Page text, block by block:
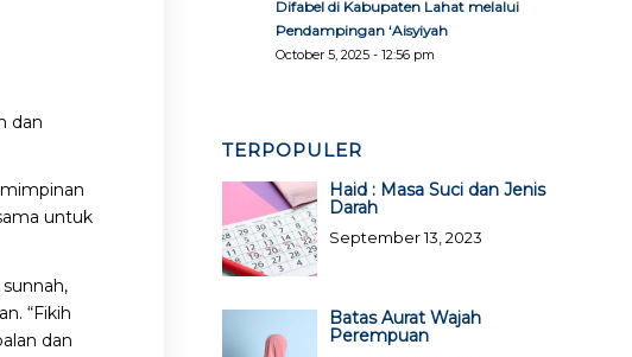
dan
untuk
“Fikih
dan
Difabel di Kabupaten Lahat melalui
Pendampingan ‘Aisyiyah
October 5, 2025 - 12:56 pm
TERPOPULER
Haid : Masa Suci dan Jenis
Darah
September 13, 2023
Batas Aurat Wajah
Perempuan